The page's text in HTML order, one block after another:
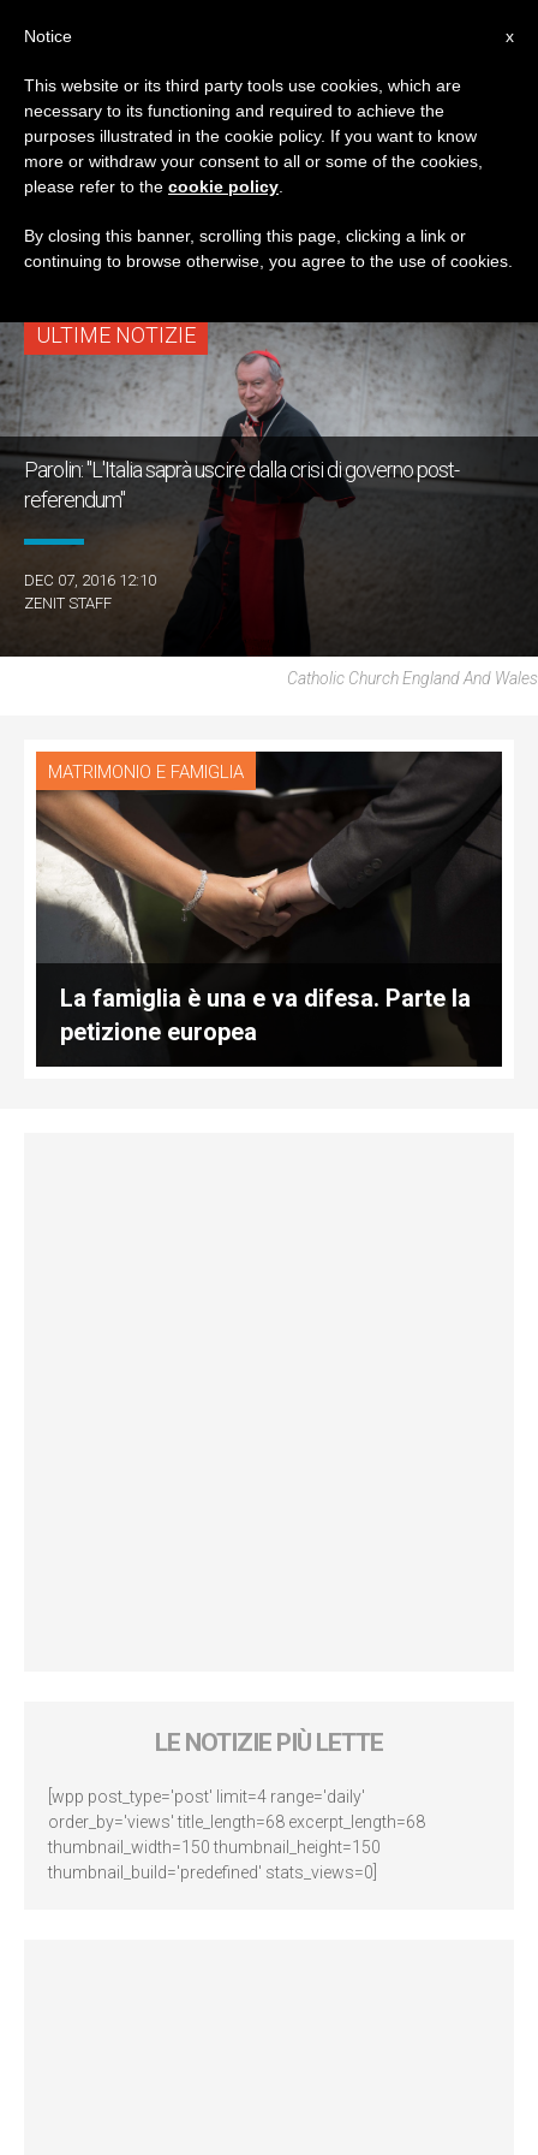
TAG
Posts Tagged
‘cittadini’
ULTIME NOTIZIE
Parolin: "L'Italia saprà uscire dalla crisi di governo post-
referendum"
DEC 07, 2016 12:10
ZENIT STAFF
Catholic Church England And Wales
MATRIMONIO E FAMIGLIA
La famiglia è una e va difesa. Parte la
petizione europea
LE NOTIZIE PIÙ LETTE
[wpp post_type='post' limit=4 range='daily'
order_by='views' title_length=68 excerpt_length=68
thumbnail_width=150 thumbnail_height=150
thumbnail_build='predefined' stats_views=0]
x
Notice
This website or its third party tools use cookies, which are
necessary to its functioning and required to achieve the
purposes illustrated in the cookie policy. If you want to know
more or withdraw your consent to all or some of the cookies,
please refer to the cookie policy
By closing this banner, scrolling this page, clicking a link or
continuing to browse otherwise, you agree to the use of cookies.